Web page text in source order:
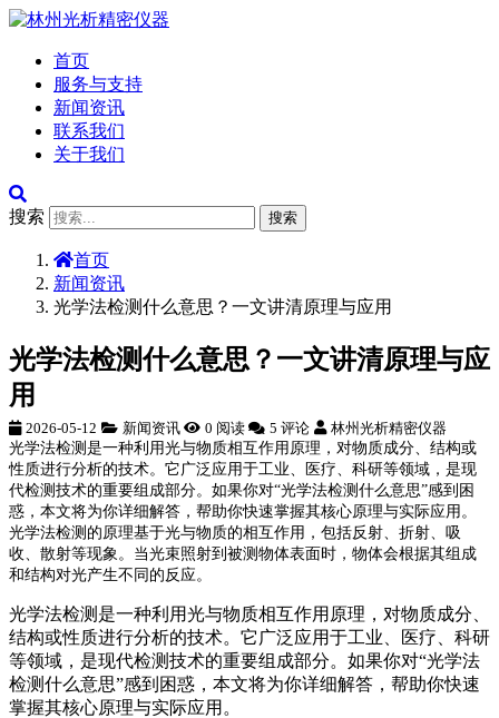
首页
服务与支持
新闻资讯
联系我们
关于我们
搜索 搜索
首页
新闻资讯
光学法检测什么意思？一文讲清原理与应用
光学法检测什么意思？一文讲清原理与应
用
2026-05-12 新闻资讯 0 阅读 5 评论 林州光析精密仪器
光学法检测是一种利用光与物质相互作用原理，对物质成分、结构或
性质进行分析的技术。它广泛应用于工业、医疗、科研等领域，是现
代检测技术的重要组成部分。如果你对“光学法检测什么意思”感到困
惑，本文将为你详细解答，帮助你快速掌握其核心原理与实际应用。
光学法检测的原理基于光与物质的相互作用，包括反射、折射、吸
收、散射等现象。当光束照射到被测物体表面时，物体会根据其组成
和结构对光产生不同的反应。
光学法检测是一种利用光与物质相互作用原理，对物质成分、
结构或性质进行分析的技术。它广泛应用于工业、医疗、科研
等领域，是现代检测技术的重要组成部分。如果你对“光学法
检测什么意思”感到困惑，本文将为你详细解答，帮助你快速
掌握其核心原理与实际应用。